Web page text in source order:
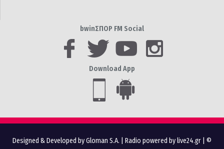
bwinΣΠΟΡ FM Social
Download App
Designed & Developed by Gloman S.A. Radio powered by live24.gr | ©